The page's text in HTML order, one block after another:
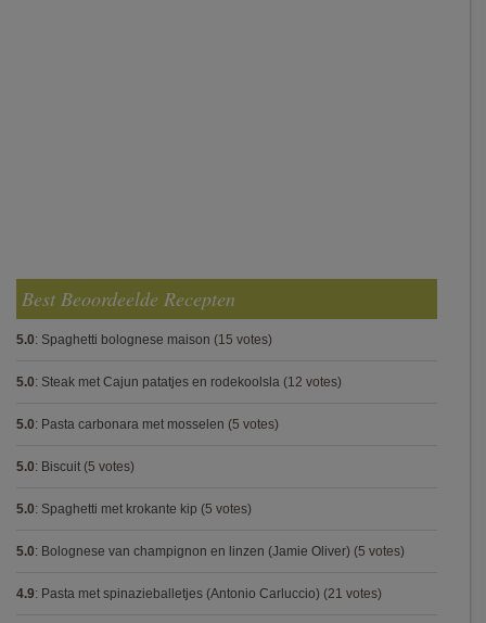
Best Beoordeelde Recepten
5.0: Spaghetti bolognese maison (15 votes)
5.0: Steak met Cajun patatjes en rodekoolsla (12 votes)
5.0: Pasta carbonara met mosselen (5 votes)
5.0: Biscuit (5 votes)
5.0: Spaghetti met krokante kip (5 votes)
5.0: Bolognese van champignon en linzen (Jamie Oliver) (5 votes)
4.9: Pasta met spinazieballetjes (Antonio Carluccio) (21 votes)